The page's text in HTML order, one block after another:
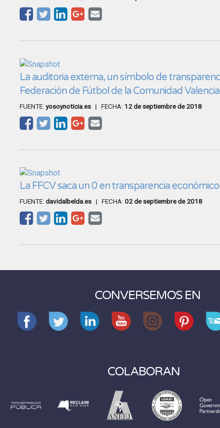
La auditoria externa, un símbolo de
Federación de Fútbol de la Comunidad
FUENTE: yosoynoticia.es | FECHA: 12 de septiembre de 2018
La FFCV saca un 0 en transparencia
FUENTE: davidalbelda.es | FECHA: 02 de septiembre de 2018
CONVERSEMOS EN
COLABORAN